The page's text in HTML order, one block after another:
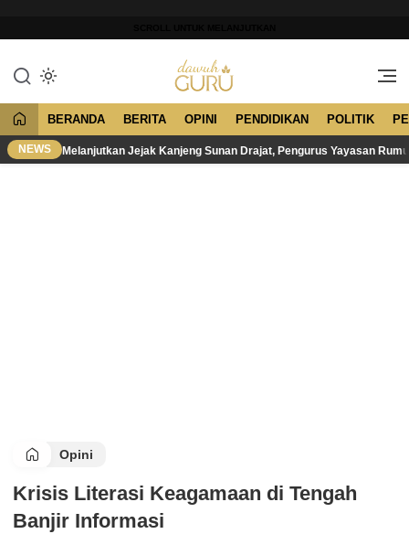
konten
Dawuh Guru
Merawat Tradisi, Membangun
BERANDA BERITA OPINI PENDIDIKAN POLITIK
NEWS Melanjutkan Jejak Kanjeng Sunan Drajat, Pengurus Yayasan
Opini
Krisis Literasi Keagamaan di Tengah
Banjir Informasi